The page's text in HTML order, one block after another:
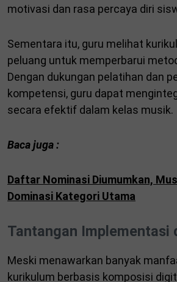
motivasi dan rasa percaya diri
Sementara itu, guru melihat
peluang untuk memperbarui
Dengan dukungan pelatihan dan
kompetensi, guru dapat
secara efektif dalam kelas musik.
Baca juga :
Daftar Nominasi Diumumkan,
Dominasi Kategori Utama
Tantangan Implementasi
Meski menawarkan banyak
kurikulum berbasis komposisi